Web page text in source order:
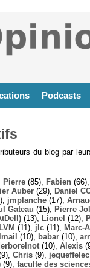
Podcasts
du blog par
Pierre (85), Fabien (66),
Auber (29), Daniel
jmplanche (17),
Gateau (15), Pierre Jol
(13), Lionel (12),
LVM (11), jlc (11), Marc-
(10), babar (10),
(10), Alexis
Chris (9), jequeffelec
(9), faculte des